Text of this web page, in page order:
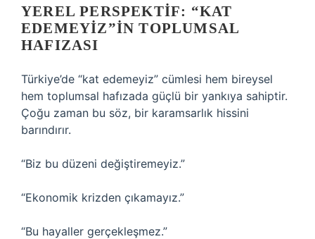
YEREL PERSPEKTIF: “KAT
EDEMEYIZ”IN TOPLUMSAL
HAFIZASI
Türkiye’de “kat edemeyiz” cümlesi hem bireysel
hem toplumsal hafızada güçlü bir yankıya sahiptir.
Çoğu zaman bu söz, bir karamsarlık hissini
barındırır.
“Biz bu düzeni değiştiremeyiz.”
“Ekonomik krizden çıkamayız.”
“Bu hayaller gerçekleşmez.”